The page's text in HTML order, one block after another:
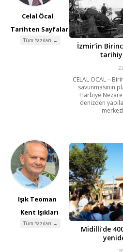
Celal Öcal
Tarihten Sayfalar
Tüm Yazıları →
İzmir’in
CELAL ÖCAL –
savunmasının
Harbiye
denizden
Işık Teoman
Kent Işıkları
Tüm Yazıları →
Midilli’de